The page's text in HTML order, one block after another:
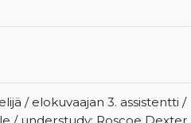
/ elokuvaajan 3. assistentti /